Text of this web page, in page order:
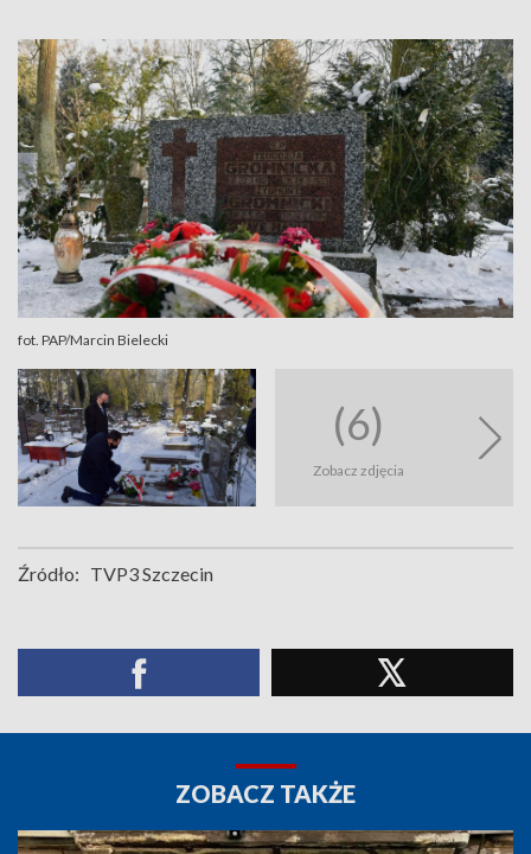
fot. PAP/Marcin Bielecki
(6)
Zobacz zdjęcia
Źródło: TVP3 Szczecin
ZOBACZ TAKŻE